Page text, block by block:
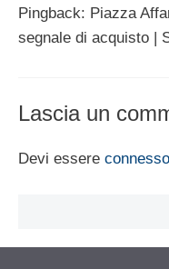
Pingback: Piazza
segnale di acquisto |
Lascia un
Devi essere connesso